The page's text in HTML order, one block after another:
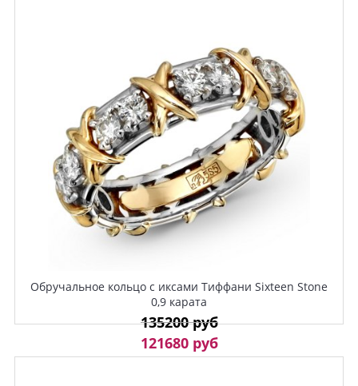
Обручальное кольцо с иксами Тиффани Sixteen Stone
0,9 карата
135200 руб
121680 руб